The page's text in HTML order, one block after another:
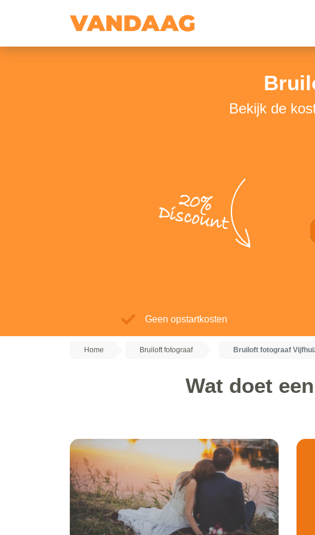
Bekijk de
20%
Discount
Geen opstartkosten
Home Bruiloft fotograaf Bruiloft fotograaf
Wat doet